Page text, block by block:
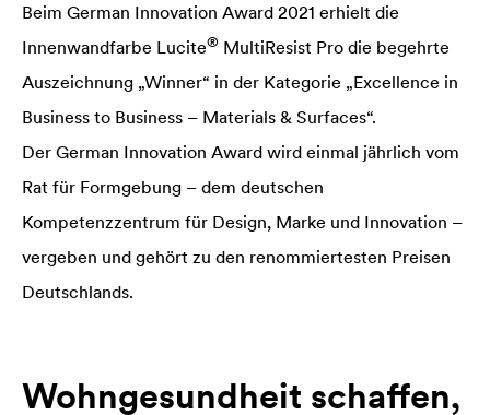
Beim German Innovation Award 2021 erhielt die
Innenwandfarbe Lucite® MultiResist Pro die begehrte
Auszeichnung „Winner“ in der Kategorie „Excellence in
Business to Business – Materials & Surfaces“.
Der German Innovation Award wird einmal jährlich vom
Rat für Formgebung – dem deutschen
Kompetenzzentrum für Design, Marke und Innovation –
vergeben und gehört zu den renommiertesten Preisen
Deutschlands.
Wohngesundheit schaffen,